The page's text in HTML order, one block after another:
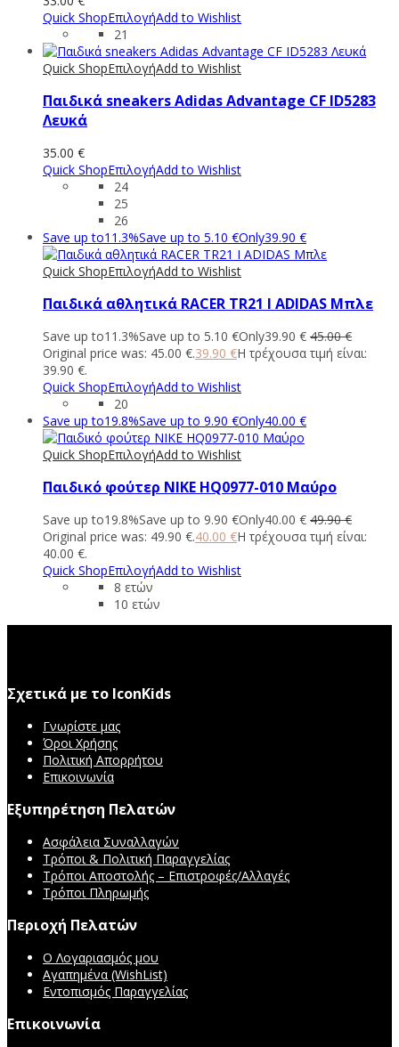
Quick ShopΕπιλογήAdd to Wishlist
21
Quick ShopΕπιλογήAdd to Wishlist
Παιδικά sneakers Adidas Advantage CF ID5283
Λευκά
35.00 €
Quick ShopΕπιλογήAdd to Wishlist
24
25
26
Save up to11.3%Save up to 5.10 €Only39.90 €
Quick ShopΕπιλογήAdd to Wishlist
Παιδικά αθλητικά RACER TR21 I ADIDAS Μπλε
Save up to11.3%Save up to 5.10 €Only39.90 € 45.00€
Original price was: 45.00 €.39.90 €Η τρέχουσα τιμή είναι:
39.90 €.
Quick ShopΕπιλογήAdd to Wishlist
20
Save up to19.8%Save up to 9.90 €Only40.00 €
Quick ShopΕπιλογήAdd to Wishlist
Παιδικό φούτερ NIKE HQ0977-010 Μαύρο
Save up to19.8%Save up to 9.90 €Only40.00 € 49.90€
Original price was: 49.90 €.40.00 €Η τρέχουσα τιμή είναι:
40.00 €.
Quick ShopΕπιλογήAdd to Wishlist
8 ετών
10 ετών
Σχετικά με το IconKids
Γνωρίστε μας
Όροι Χρήσης
Πολιτική Απορρήτου
Επικοινωνία
Εξυπηρέτηση Πελατών
Ασφάλεια Συναλλαγών
Τρόποι & Πολιτική Παραγγελίας
Τρόποι Αποστολής – Επιστροφές/Αλλαγές
Τρόποι Πληρωμής
Περιοχή Πελατών
Ο Λογαριασμός μου
Αγαπημένα (WishList)
Εντοπισμός Παραγγελίας
Επικοινωνία